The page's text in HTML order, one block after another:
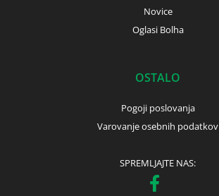
Novice
Oglasi Bolha
OSTALO
Pogoji poslovanja
Varovanje osebnih podatkov
SPREMLJAJTE NAS: